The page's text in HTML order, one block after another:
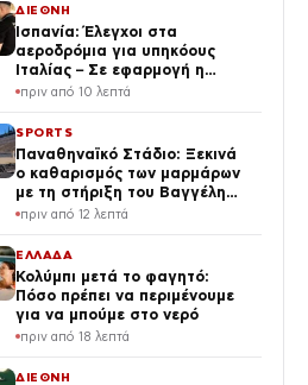
ΔΙΕΘΝΗ
Ισπανία: Έλεγχοι στα
αεροδρόμια για υπηκόους
Ιταλίας – Σε εφαρμογή η
αναστολή της Συνθήκης
πριν από 10 λεπτά
SPORTS
Παναθηναϊκό Στάδιο: Ξεκινά
ο καθαρισμός των μαρμάρων
με τη στήριξη του Βαγγέλη
Μαρινάκη
πριν από 12 λεπτά
ΕΛΛΑΔΑ
Κολύμπι μετά το φαγητό:
Πόσο πρέπει να περιμένουμε
για να μπούμε στο νερό
πριν από 18 λεπτά
ΔΙΕΘΝΗ